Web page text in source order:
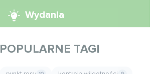
Wydania
POPULARNE TAGI